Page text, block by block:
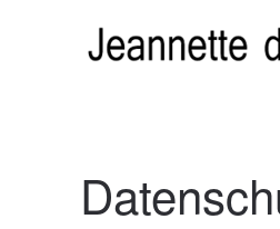
Zum Hauptinhalt springen